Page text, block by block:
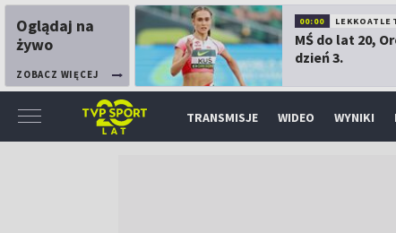
Oglądaj na
żywo
ZOBACZ WIĘCEJ
00:00
MŚ do lat 20,
dzień 3.
TRANSMISJE WIDEO WYNIKI